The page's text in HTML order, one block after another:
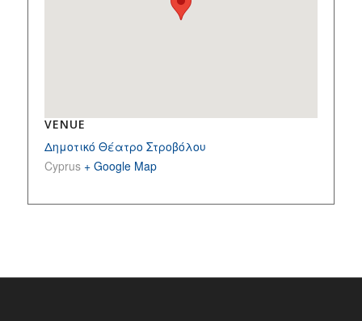
VENUE
Δημοτικό Θέατρο Στροβόλου
Cyprus + Google Map